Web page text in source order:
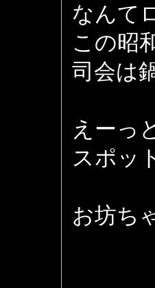
なんて
この昭
司会は
えーっ
スポッ
お坊ち